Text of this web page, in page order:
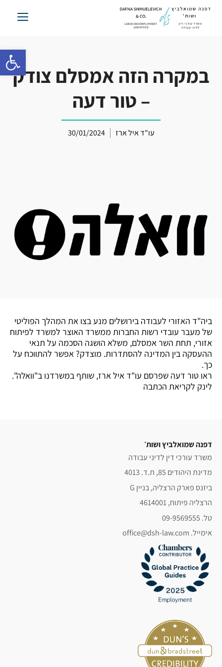
פתח
דלג
במקרה הזה אמסלם צודק
– טור דעה
עו"ד איל ארז 30/01/2024
ביה"ד האזורי לעבודה בירושלים מנע בצו את המהלך הפוליטי
של מעבר עובדי רשות החברות ממשרד האוצר למשרד לפיתוח
אזורי, תחת השר אמסלם, משלא הושגה הסכמה על תנאי
ההעסקה בין המדינה להסתדרות. מוצדק? אפשר להתווכח על
כך.
ראו טור דעה שפרסם עו"ד איל ארז, שותף במשרדנו ב"וואלה".
לינק לקריאת הכתבה
דפנה שמואלביץ ושות׳
משרד עורכי דין לדיני עבודה
מדינת היהודים 85, ת.ד. 4013
ביזנס פארק הרצליה, בניין G
הרצליה פיתוח, 4614001
טל. 09-9569555
אימייל. office@dsh-law.com